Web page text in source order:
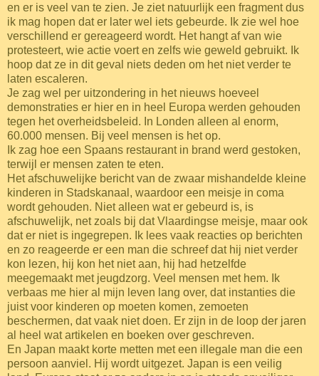
en er is veel van te zien. Je ziet natuurlijk een fragment dus
ik mag hopen dat er later wel iets gebeurde. Ik zie wel hoe
verschillend er gereageerd wordt. Het hangt af van wie
protesteert, wie actie voert en zelfs wie geweld gebruikt. Ik
hoop dat ze in dit geval niets deden om het niet verder te
laten escaleren.
Je zag wel per uitzondering in het nieuws hoeveel
demonstraties er hier en in heel Europa werden gehouden
tegen het overheidsbeleid. In Londen alleen al enorm,
60.000 mensen. Bij veel mensen is het op.
Ik zag hoe een Spaans restaurant in brand werd gestoken,
terwijl er mensen zaten te eten.
Het afschuwelijke bericht van de zwaar mishandelde kleine
kinderen in Stadskanaal, waardoor een meisje in coma
wordt gehouden. Niet alleen wat er gebeurd is, is
afschuwelijk, net zoals bij dat Vlaardingse meisje, maar ook
dat er niet is ingegrepen. Ik lees vaak reacties op berichten
en zo reageerde er een man die schreef dat hij niet verder
kon lezen, hij kon het niet aan, hij had hetzelfde
meegemaakt met jeugdzorg. Veel mensen met hem. Ik
verbaas me hier al mijn leven lang over, dat instanties die
juist voor kinderen op moeten komen, zemoeten
beschermen, dat vaak niet doen. Er zijn in de loop der jaren
al heel wat artikelen en boeken over geschreven.
En Japan maakt korte metten met een illegale man die een
persoon aanviel. Hij wordt uitgezet. Japan is een veilig